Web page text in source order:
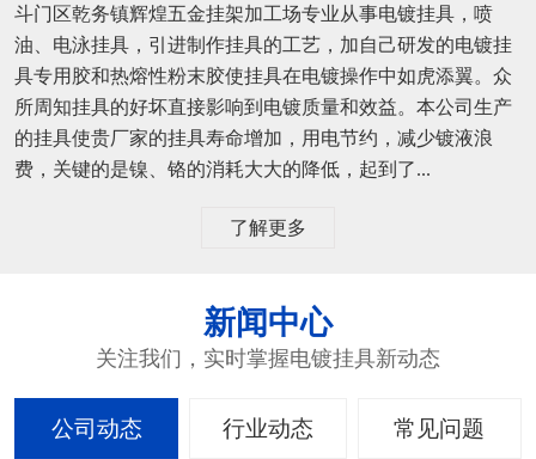
斗门区乾务镇辉煌五金挂架加工场专业从事电镀挂具，喷
油、电泳挂具，引进制作挂具的工艺，加自己研发的电镀挂
具专用胶和热熔性粉末胶使挂具在电镀操作中如虎添翼。众
所周知挂具的好坏直接影响到电镀质量和效益。本公司生产
的挂具使贵厂家的挂具寿命增加，用电节约，减少镀液浪
费，关键的是镍、铬的消耗大大的降低，起到了...
了解更多
新闻中心
关注我们，实时掌握电镀挂具新动态
公司动态 行业动态 常见问题